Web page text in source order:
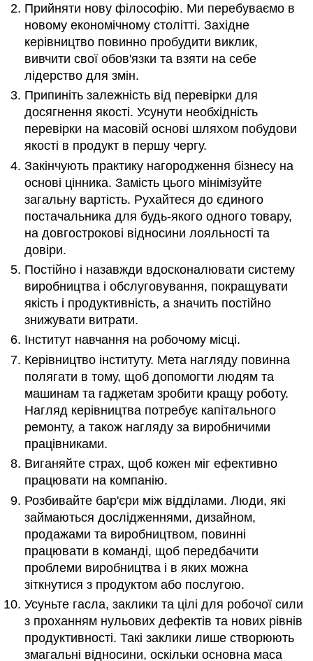
Прийняти нову філософію. Ми перебуваємо в
новому економічному столітті. Західне
керівництво повинно пробудити виклик,
вивчити свої обов'язки та взяти на себе
лідерство для змін.
Припиніть залежність від перевірки для
досягнення якості. Усунути необхідність
перевірки на масовій основі шляхом побудови
якості в продукт в першу чергу.
Закінчують практику нагородження бізнесу на
основі цінника. Замість цього мінімізуйте
загальну вартість. Рухайтеся до єдиного
постачальника для будь-якого одного товару,
на довгострокові відносини лояльності та
довіри.
Постійно і назавжди вдосконалювати систему
виробництва і обслуговування, покращувати
якість і продуктивність, а значить постійно
знижувати витрати.
Інститут навчання на робочому місці.
Керівництво інституту. Мета нагляду повинна
полягати в тому, щоб допомогти людям та
машинам та гаджетам зробити кращу роботу.
Нагляд керівництва потребує капітального
ремонту, а також нагляду за виробничими
працівниками.
Виганяйте страх, щоб кожен міг ефективно
працювати на компанію.
Розбивайте бар'єри між відділами. Люди, які
займаються дослідженнями, дизайном,
продажами та виробництвом, повинні
працювати в команді, щоб передбачити
проблеми виробництва і в яких можна
зіткнутися з продуктом або послугою.
Усуньте гасла, заклики та цілі для робочої сили
з проханням нульових дефектів та нових рівнів
продуктивності. Такі заклики лише створюють
змагальні відносини, оскільки основна маса